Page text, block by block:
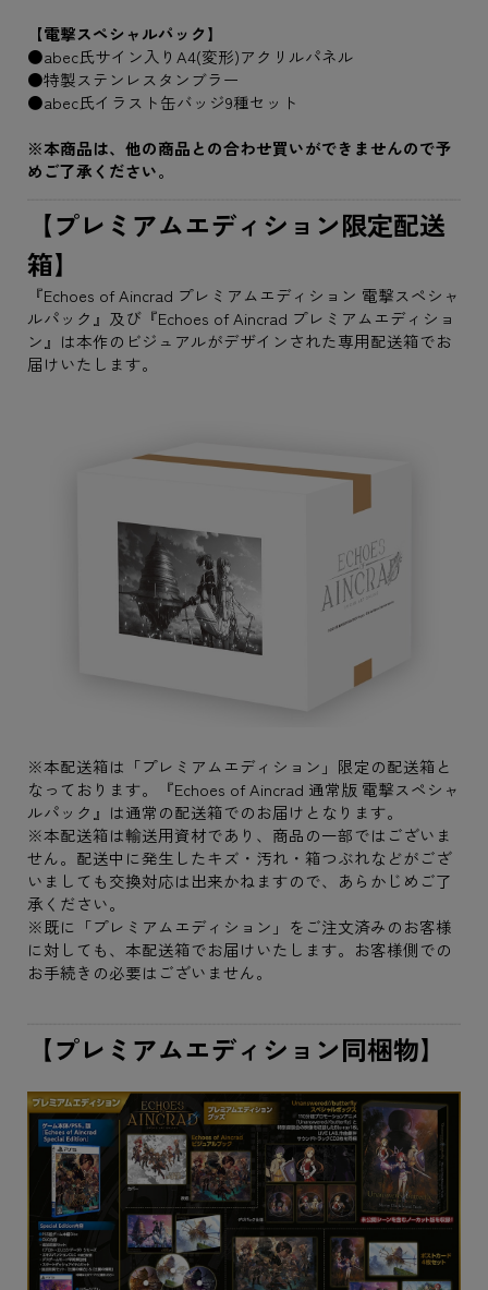
【電撃スペシャルパック】
●abec氏サイン入りA4(変形)アクリルパネル
●特製ステンレスタンブラー
●abec氏イラスト缶バッジ9種セット
※本商品は、他の商品との合わせ買いができませんので予
めご了承ください。
【プレミアムエディション限定配送
箱】
『Echoes of Aincrad プレミアムエディション 電撃スペシャ
ルパック』及び『Echoes of Aincrad プレミアムエディショ
ン』は本作のビジュアルがデザインされた専用配送箱でお
届けいたします。
※本配送箱は「プレミアムエディション」限定の配送箱と
なっております。『Echoes of Aincrad 通常版 電撃スペシャ
ルパック』は通常の配送箱でのお届けとなります。
※本配送箱は輸送用資材であり、商品の一部ではございま
せん。配送中に発生したキズ・汚れ・箱つぶれなどがござ
いましても交換対応は出来かねますので、あらかじめご了
承ください。
※既に「プレミアムエディション」をご注文済みのお客様
に対しても、本配送箱でお届けいたします。お客様側での
お手続きの必要はございません。
【プレミアムエディション同梱物】